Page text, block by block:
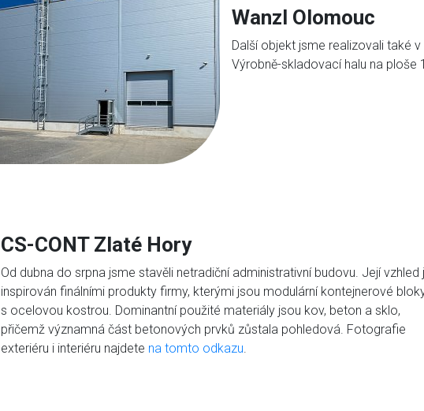
Wanzl Olomouc
Další objekt jsme realizovali také
Výrobně-skladovací halu na ploše
CS-CONT Zlaté Hory
Od dubna do srpna jsme stavěli netradiční administrativní budovu. Její vzhled
inspirován finálními produkty firmy, kterými jsou modulární kontejnerové
s ocelovou kostrou. Dominantní použité materiály jsou kov, beton a sklo,
přičemž významná část betonových prvků zůstala pohledová. Fotografie
exteriéru i interiéru najdete na tomto odkazu